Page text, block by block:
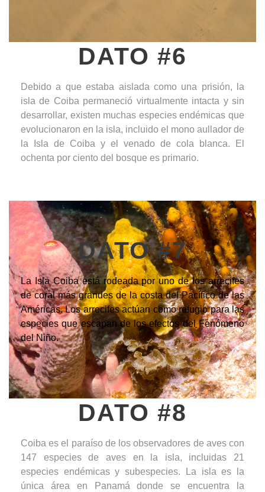
DATO #6
Debido a que estaba aislada como una prisión, la
isla de Coiba permaneció virtualmente intacta y sin
desarrollar, existen muchas especies endémicas que
evolucionaron en la isla, incluido el mono aullador de
la Isla de Coiba y el venado de cola blanca. El
ochenta por ciento del bosque es primario.
DATO #7
La Isla Coiba está rodeada por uno de los arrecifes
de coral más grandes de la costa del Pacífico de las
Américas. Los arrecifes actúan como refugio para las
especies que escapan de los efectos del Fenómeno
del Niño.
DATO #8
Coiba es el paraíso de los observadores de aves con
147 especies de aves en la isla, incluidas 21
especies endémicas y subespecies. La isla es la
única área en Panamá donde se encuentra la